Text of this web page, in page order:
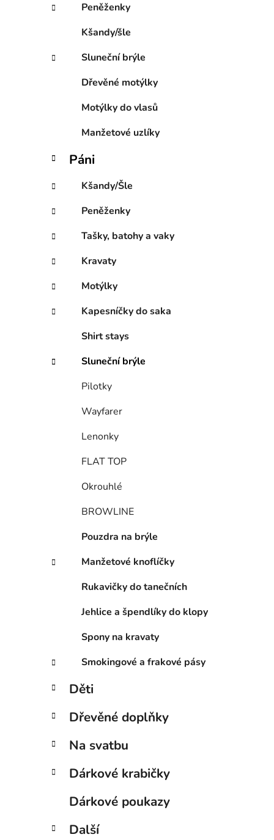
i
Peněženky
Kšandy/šle
Sluneční brýle
Dřevěné motýlky
Motýlky do vlasů
Manžetové uzlíky
Páni
Kšandy/Šle
Peněženky
Tašky, batohy a vaky
Kravaty
Motýlky
Kapesníčky do saka
Shirt stays
Sluneční brýle
Pilotky
Wayfarer
Lenonky
FLAT TOP
Okrouhlé
BROWLINE
Pouzdra na brýle
Manžetové knoflíčky
Rukavičky do tanečních
Jehlice a špendlíky do klopy
Spony na kravaty
Smokingové a frakové pásy
Děti
Dřevěné doplňky
Na svatbu
Dárkové krabičky
Dárkové poukazy
Další